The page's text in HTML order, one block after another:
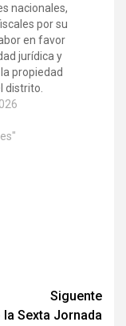
nacionales,
por su
en favor
jurídica y
propiedad
distrito.
Siguente
la Sexta Jornada